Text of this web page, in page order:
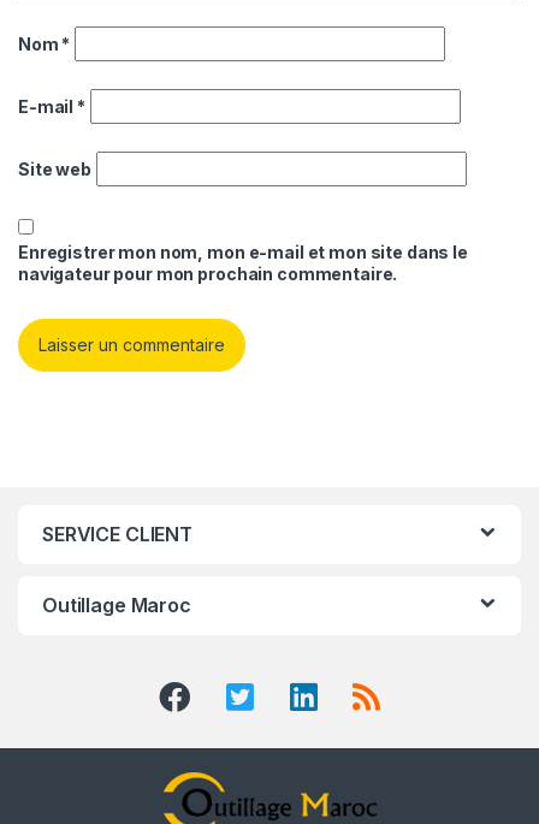
Nom *
E-mail *
Site web
Enregistrer mon nom, mon e-mail et mon site dans le
navigateur pour mon prochain commentaire.
SERVICE CLIENT
Outillage Maroc